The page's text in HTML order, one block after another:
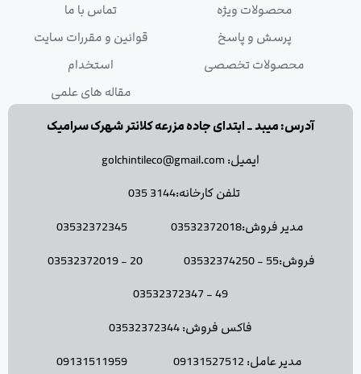
محصولات ویژه
پرسش و پاسخ
محصولات تخصصی
تماس با ما
قوانین و مقررات سایت
استخدام
مقاله های علمی
آدرس: میبد _ ابتدای جاده مزرعه کلانتر شهرک سرامیک
ایمیل: golchintileco@gmail.com
تلفن کارخانه:3144 035
مدیر فروش:03532372018 03532372345
فروش:55 - 03532374250 20 - 03532372019
49 - 03532372347
فاکس فروش: 03532372344
مدیر عامل: 09131527512 09131511959